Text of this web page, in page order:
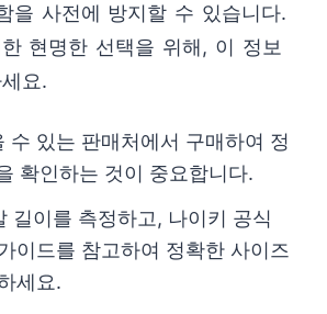
을 사전에 방지할 수 있습니다.
현명한 선택을 위해, 이 정보
요.
수 있는 판매처에서 구매하여 정
확인하는 것이 중요합니다.
길이를 측정하고, 나이키 공식
이드를 참고하여 정확한 사이즈
세요.